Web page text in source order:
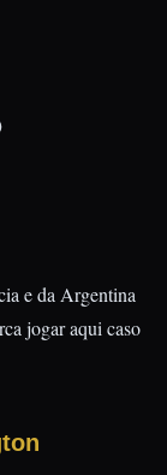
e da Argentina
jogar aqui caso